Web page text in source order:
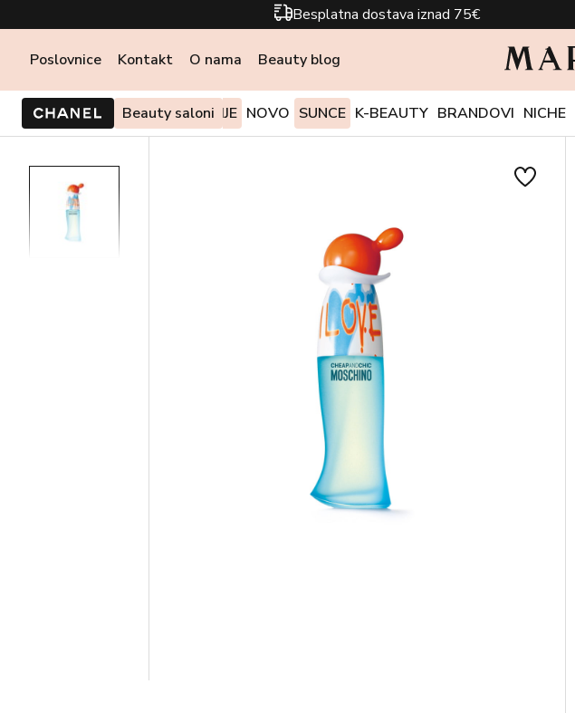
Besplatna dostava iznad 75€
Poslovnice Kontakt O nama Beauty blog
Beauty saloni
PONUDE I AKCIJE NOVO SUNCE K-BEAUTY BRANDOVI NICHE